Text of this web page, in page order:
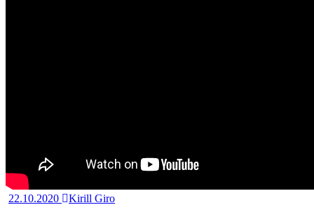
22.10.2020
Kirill Giro